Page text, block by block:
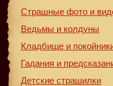
Страшные фото и
Ведьмы и колдуны
Кладбище и
Гадания и
Детские страшилки